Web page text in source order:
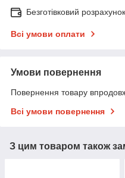
Безготівковий розрахунок
Всі умови оплати
Умови повернення
Повернення товару
Всі умови повернення
З цим товаром також